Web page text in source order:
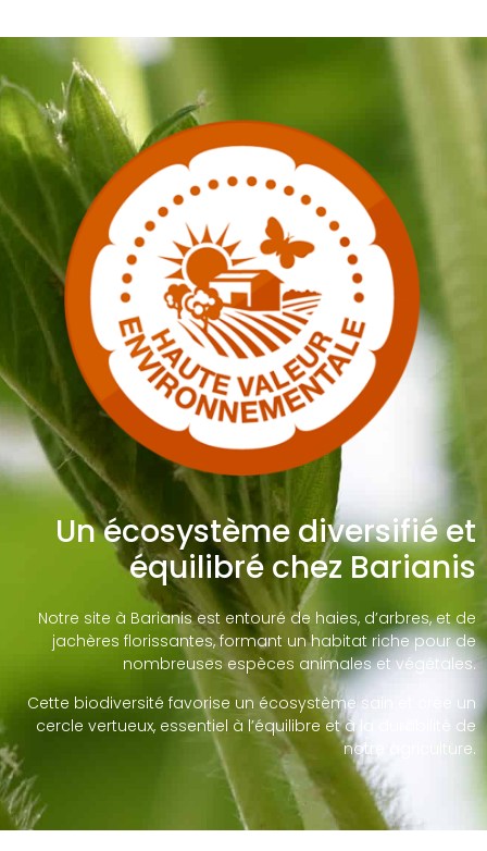
Un écosystème diversifié et
équilibré chez Barianis
Notre site à Barianis est entouré de haies, d’arbres, et de
jachères florissantes, formant un habitat riche pour de
nombreuses espèces animales et végétales.
Cette biodiversité favorise un écosystème sain et crée un
cercle vertueux, essentiel à l’équilibre et à la durabilité de
notre agriculture.